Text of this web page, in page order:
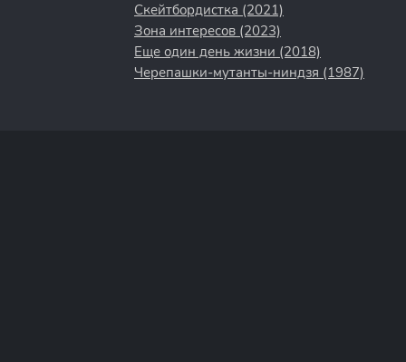
Скейтбордистка (2021)
Зона интересов (2023)
Еще один день жизни (2018)
Черепашки-мутанты-ниндзя (1987)